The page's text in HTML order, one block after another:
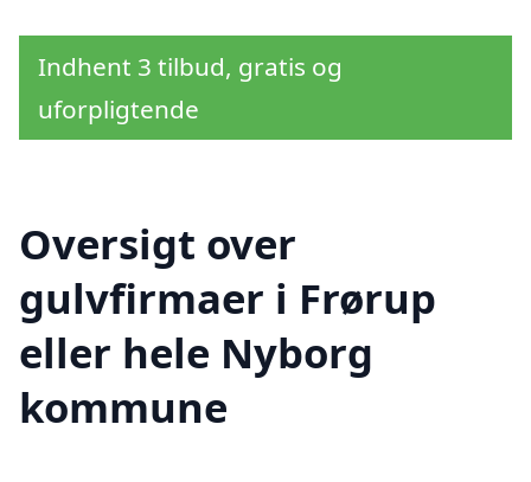
Indhent 3 tilbud, gratis og
uforpligtende
Oversigt over
gulvfirmaer i Frørup
eller hele Nyborg
kommune